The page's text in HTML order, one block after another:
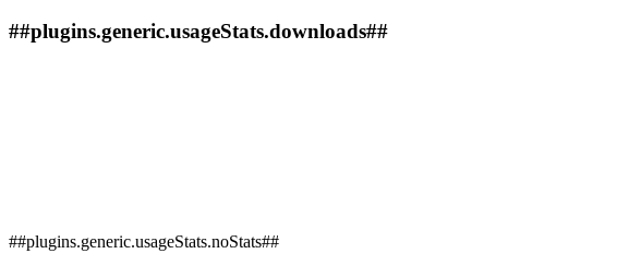
##plugins.generic.usageStats.downloads##
##plugins.generic.usageStats.noStats##